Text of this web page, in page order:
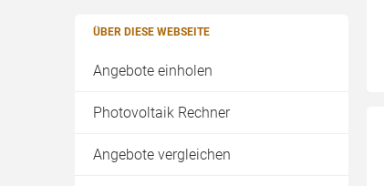
ÜBER DIESE WEBSEITE
Angebote einholen
Photovoltaik Rechner
Angebote vergleichen